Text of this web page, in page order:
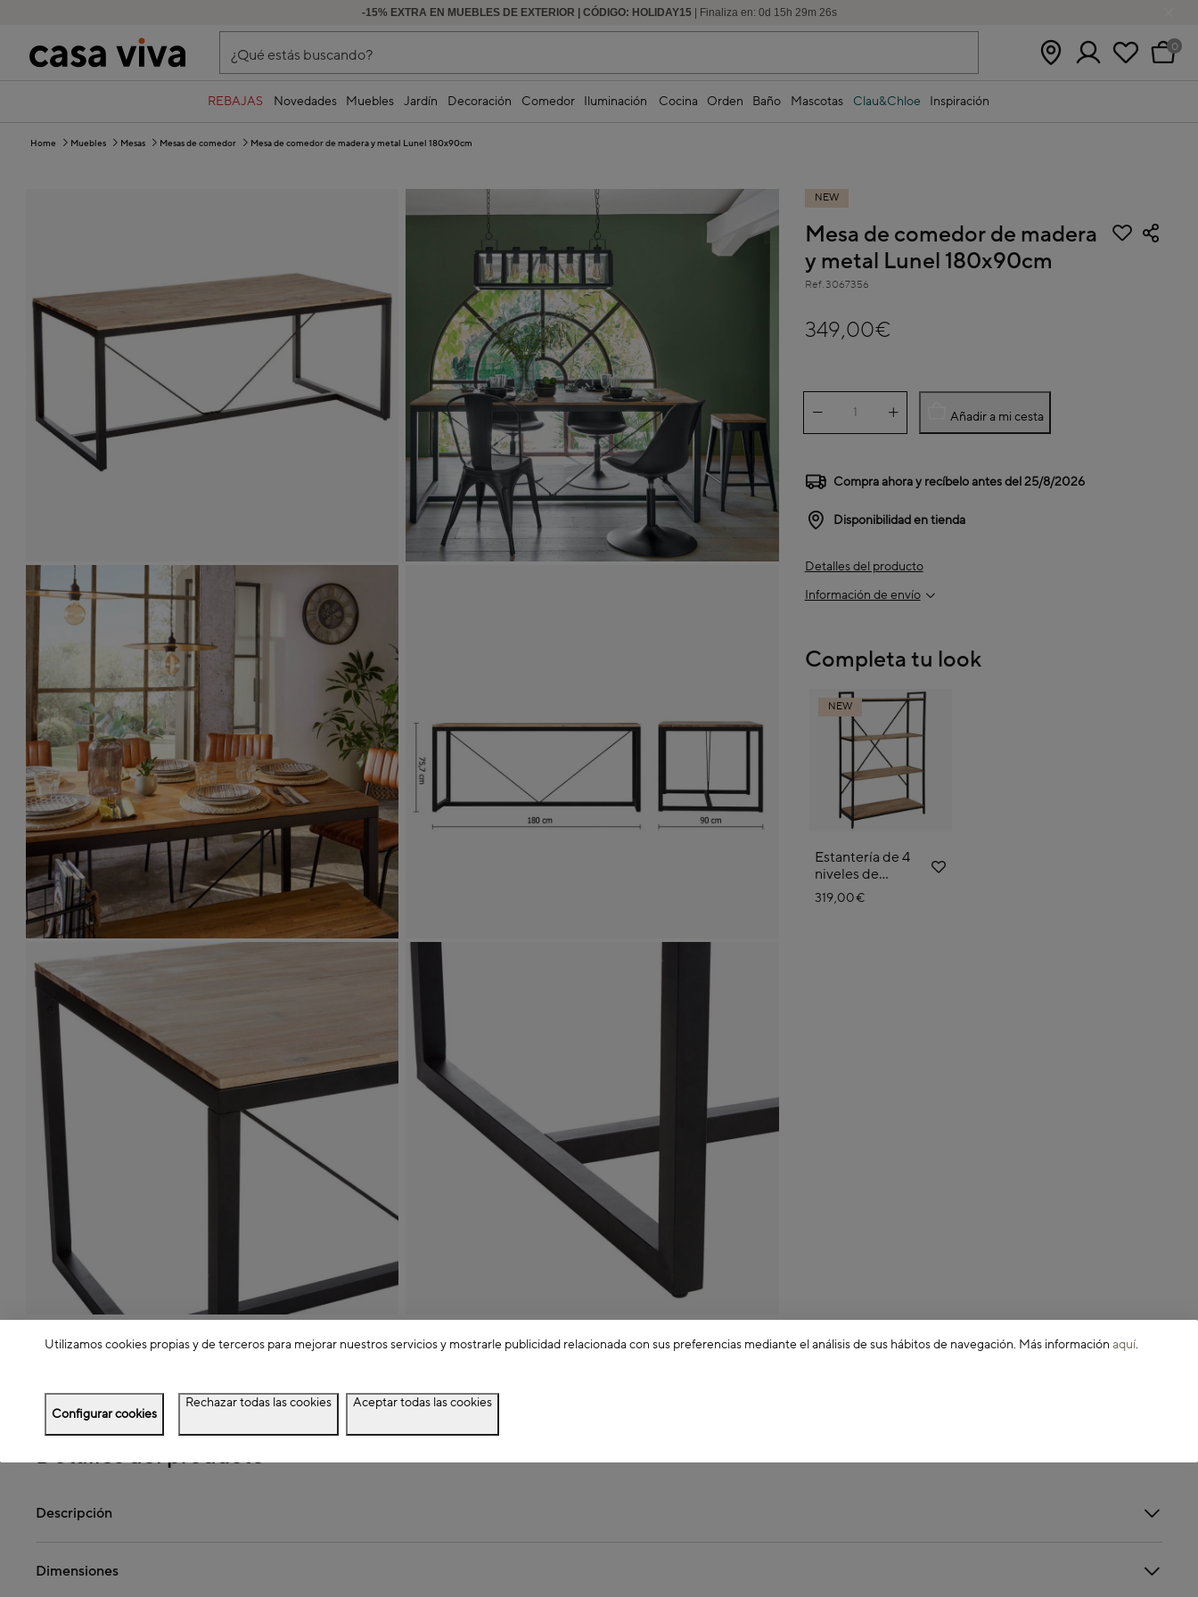
-15% EXTRA EN MUEBLES DE EXTERIOR | CÓDIGO: HOLIDAY15 | Finaliza en: 0d 15 h 29m 26s
HASTA -60% DE DESCUENTO | SEGUNDAS REBAJAS
¿Qué estás buscando? 0
REBAJAS Novedades Muebles Jardín Decoración Comedor Iluminación Cocina Orden Baño Mascotas Clau&Chloe Inspiración
Home Muebles Mesas Mesas de comedor Mesa de comedor de madera y metal Lunel 180x90cm
Ver más imágenes
NEW
Mesa de comedor de madera
y metal Lunel 180x90cm
Ref. 3067356
349,00€
Añadir a mi cesta
Compra ahora y recíbelo antes del25/8/2026
Disponibilidad en tienda
Detalles del producto
Información de envío
Completa tu look
NEW
Estantería de 4
niveles de
madera Lunel
319,00€
Detalles del producto
Descripción
Dimensiones
Utilizamos cookies propias y de terceros para mejorar nuestros servicios y mostrarle publicidad relacionada con sus preferencias mediante el análisis de sus hábitos de navegación. Más información aquí.
Configurar cookies
Rechazar todas las cookies Aceptar todas las cookies